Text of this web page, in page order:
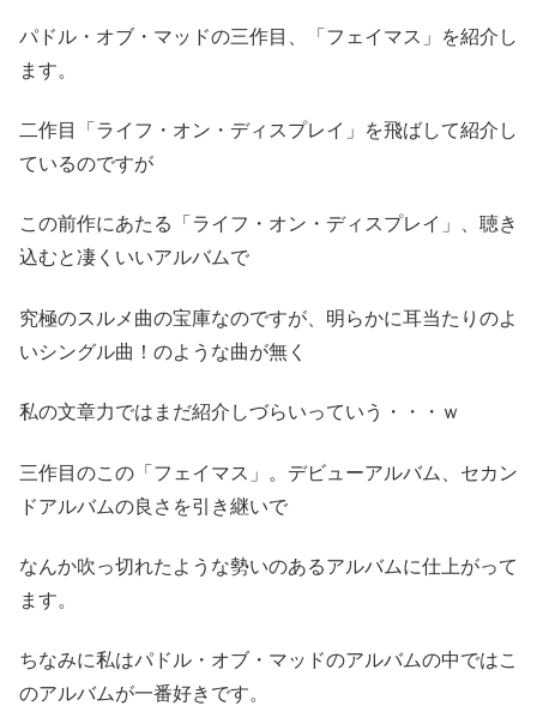
パドル・オブ・マッドの三作目、「フェイマス」を紹介し
ます。
二作目「ライフ・オン・ディスプレイ」を飛ばして紹介し
ているのですが
この前作にあたる「ライフ・オン・ディスプレイ」、聴き
込むと凄くいいアルバムで
究極のスルメ曲の宝庫なのですが、明らかに耳当たりのよ
いシングル曲！のような曲が無く
私の文章力ではまだ紹介しづらいっていう・・・ｗ
三作目のこの「フェイマス」。デビューアルバム、セカン
ドアルバムの良さを引き継いで
なんか吹っ切れたような勢いのあるアルバムに仕上がって
ます。
ちなみに私はパドル・オブ・マッドのアルバムの中ではこ
のアルバムが一番好きです。